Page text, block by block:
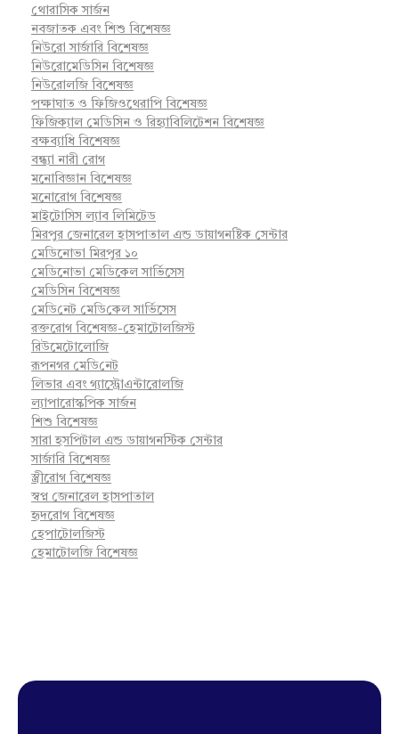
থোরাসিক সার্জন
নবজাতক এবং শিশু বিশেষজ্ঞ
নিউরো সার্জারি বিশেষজ্ঞ
নিউরোমেডিসিন বিশেষজ্ঞ
নিউরোলজি বিশেষজ্ঞ
পক্ষাঘাত ও ফিজিওথেরাপি বিশেষজ্ঞ
ফিজিক্যাল মেডিসিন ও রিহ্যাবিলিটেশন বিশেষজ্ঞ
বক্ষব্যাধি বিশেষজ্ঞ
বন্ধ্যা নারী রোগ
মনোবিজ্ঞান বিশেষজ্ঞ
মনোরোগ বিশেষজ্ঞ
মাইটোসিস ল্যাব লিমিটেড
মিরপুর জেনারেল হাসপাতাল এন্ড ডায়াগনষ্টিক সেন্টার
মেডিনোভা মিরপুর ১০
মেডিনোভা মেডিকেল সার্ভিসেস
মেডিসিন বিশেষজ্ঞ
মে‌ডি‌নেট মে‌ডি‌কেল সা‌র্ভিসেস
রক্তরোগ বিশেষজ্ঞ-হেমাটোলজিস্ট
রিউমেটোলোজি
রূপনগর মে‌ডি‌নেট
লিভার এবং গ্যাস্ট্রোএন্টারোলজি
ল্যাপারোস্কপিক সার্জন
শিশু বিশেষজ্ঞ
সারা হসপিটাল এন্ড ডায়াগনস্টিক সেন্টার
সার্জারি বিশেষজ্ঞ
স্ত্রীরোগ বিশেষজ্ঞ
স্বপ্ন জেনারেল হাসপাতাল
হৃদরোগ বিশেষজ্ঞ
হেপাটোলজিস্ট
হেমাটোলজি বিশেষজ্ঞ